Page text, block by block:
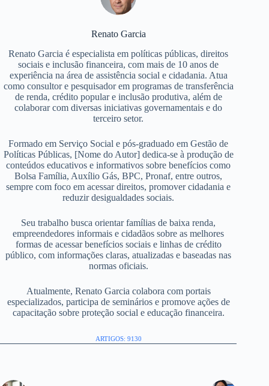
Renato Garcia
Renato Garcia é especialista em políticas públicas, direitos
sociais e inclusão financeira, com mais de 10 anos de
experiência na área de assistência social e cidadania. Atua
como consultor e pesquisador em programas de transferência
de renda, crédito popular e inclusão produtiva, além de
colaborar com diversas iniciativas governamentais e do
terceiro setor.
Formado em Serviço Social e pós-graduado em Gestão de
Políticas Públicas, [Nome do Autor] dedica-se à produção de
conteúdos educativos e informativos sobre benefícios como
Bolsa Família, Auxílio Gás, BPC, Pronaf, entre outros,
sempre com foco em acessar direitos, promover cidadania e
reduzir desigualdades sociais.
Seu trabalho busca orientar famílias de baixa renda,
empreendedores informais e cidadãos sobre as melhores
formas de acessar benefícios sociais e linhas de crédito
público, com informações claras, atualizadas e baseadas nas
normas oficiais.
Atualmente, Renato Garcia colabora com portais
especializados, participa de seminários e promove ações de
capacitação sobre proteção social e educação financeira.
ARTIGOS: 9130